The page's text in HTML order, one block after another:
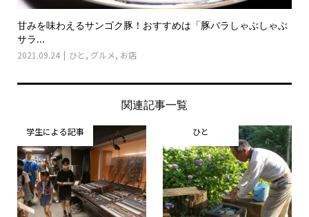
甘みを味わえるサンゴク豚！おすすめは「豚バラしゃぶしゃぶ
サラ...
2021.09.24 ひと , グルメ, お店
関連記事一覧
学生による記事 ひと